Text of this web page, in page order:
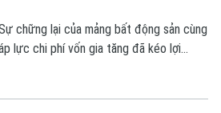
chững lại của mảng bất động sản cùng
lực chi phí vốn gia tăng đã kéo lợi